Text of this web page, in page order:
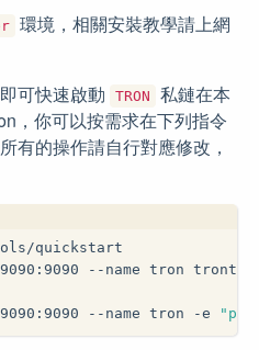
環境，相關安裝教學請上網
可快速啟動
TRON
私鏈在本
，你可以按需求在下列指令
有的操作請自行對應修改，
quickstart
--name tron
--name tron -e